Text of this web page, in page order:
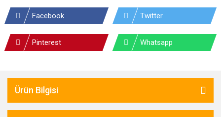
Facebook Twitter
Pinterest Whatsapp
Ürün Bilgisi